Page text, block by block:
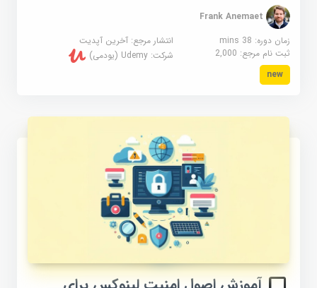
Frank Anemaet
زمان دوره: 38 mins
انتشار مرجع:آخرین آپدیت
ثبت نام مرجع:2,000 شرکت:Udemy (یودمی)
new